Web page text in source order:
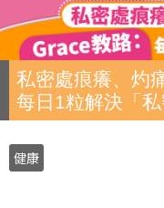
私密處痕癢、灼
每日1粒解決「
健康